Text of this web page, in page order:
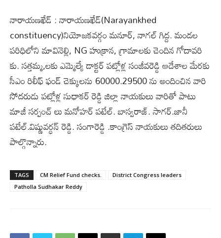
నారాయణఖేడ్ : నారాయణఖేడ్(Narayankhed
constituency)నియోజకవర్గం మనూర్, నాగల్ గిద్ద. మండల
పరిధిలోని మావినెల్లి, NG హుక్రాన, గ్రామాలకు చెందిన గోదావరి
కు. సత్తమ్మ,లకు ఎమ్మెల్యే డాక్టర్ పట్లోళ్ల సంజీవరెడ్డి ఆదేశాల మేరకు
సీఎం రిలీఫ్ ఫండ్ చెక్కులను 60000.29500 ను అందించిన వారి
సోదరుడు పట్లోళ్ల సుధాకర్ రెడ్డి జిల్లా నాయకులు వారితో పాటు
మాజీ సర్పంచ్ లు మనోహర్ పటేల్. బాస్వరాజ్. సాగర్.జానీ
పటేల్.విష్ణువర్ధన్ రెడ్డి. సంగారెడ్డి .కాంగ్రెస్ నాయకులు తదితరులు
పాల్గొన్నారు.
TAGS CM Relief Fund checks.
District Congress leaders
Patholla Sudhakar Reddy